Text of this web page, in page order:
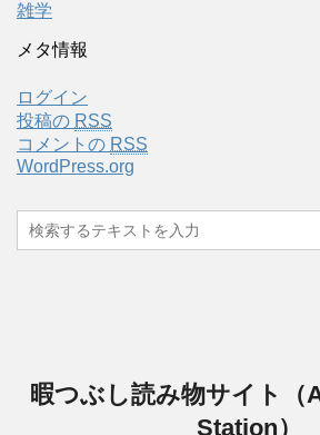
雑学
メタ情報
ログイン
投稿の RSS
コメントの RSS
WordPress.org
暇つぶし読み物サイト（
Station）